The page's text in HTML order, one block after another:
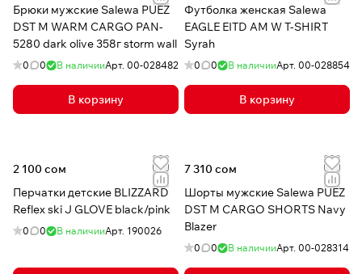
Брюки мужские Salewa PUEZ
DST M WARM CARGO PAN-
5280 dark olive 358г storm wall
0 0 В наличииАрт. 00-028482
В корзину
Футболка женская Salewa
EAGLE EITD AM W T-SHIRT
Syrah
0 0 В наличииАрт. 00-028854
В корзину
2 100 сом
Перчатки детские BLIZZARD
Reflex ski J GLOVE black/pink
0 0 В наличииАрт. 190026
7 310 сом
Шорты мужские Salewa PUEZ
DST M CARGO SHORTS Navy
Blazer
0 0 В наличииАрт. 00-028314